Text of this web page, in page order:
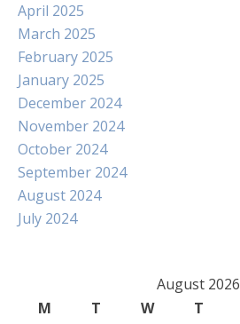
April 2025
March 2025
February 2025
January 2025
December 2024
November 2024
October 2024
September 2024
August 2024
July 2024
August 2026
M
T W T